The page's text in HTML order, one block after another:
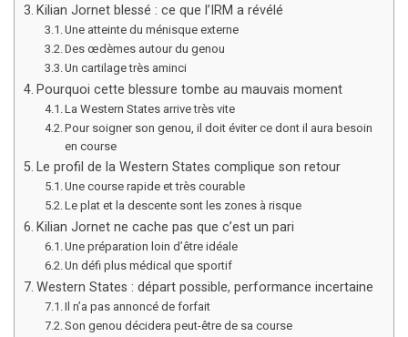
Kilian Jornet blessé : ce que l’IRM a révélé
Une atteinte du ménisque externe
Des œdèmes autour du genou
Un cartilage très aminci
Pourquoi cette blessure tombe au mauvais moment
La Western States arrive très vite
Pour soigner son genou, il doit éviter ce dont il aura besoin
en course
Le profil de la Western States complique son retour
Une course rapide et très courable
Le plat et la descente sont les zones à risque
Kilian Jornet ne cache pas que c’est un pari
Une préparation loin d’être idéale
Un défi plus médical que sportif
Western States : départ possible, performance incertaine
Il n’a pas annoncé de forfait
Son genou décidera peut-être de sa course